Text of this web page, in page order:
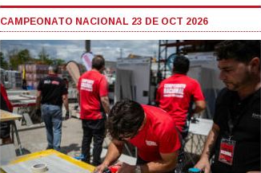
CAMPEONATO NACIONAL 23 DE OCT 2026